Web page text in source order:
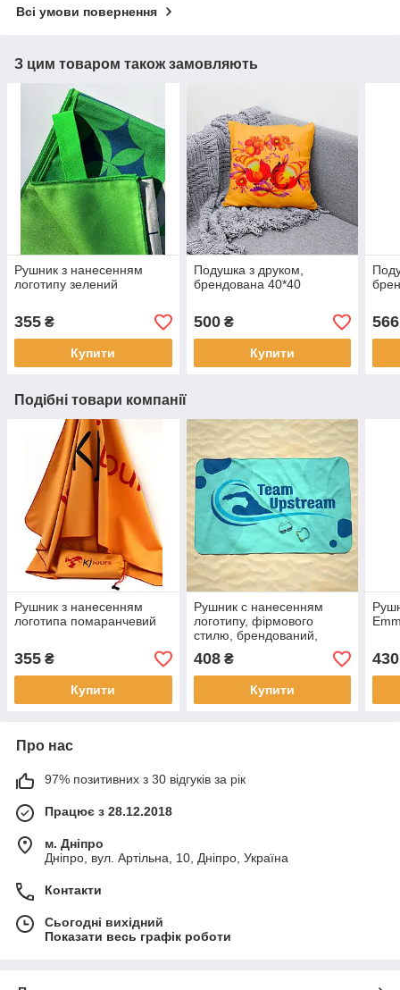
Всі умови повернення
З цим товаром також замовляють
Рушник з нанесенням
логотипу зелений
355 ₴
Купити
Подушка з друком,
брендована 40*40
500₴
Купити
566
Подібні товари компанії
Рушник з нанесенням
логотипа помаранчевий
355 ₴
Купити
Рушник с нанесенням
логотипу, фірмового
стилю, брендований,
408₴
Купити
430
Про нас
97% позитивних з 30 відгуків за рік
Працює з 28.12.2018
м. Дніпро
Дніпро, вул. Артільна, 10, Дніпро, Україна
Контакти
Сьогодні вихідний
Показати весь графік роботи